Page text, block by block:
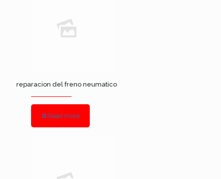
reparacion del freno neumatico
Read more